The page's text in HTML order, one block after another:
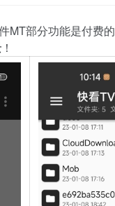
MT部分功能是付费的
！